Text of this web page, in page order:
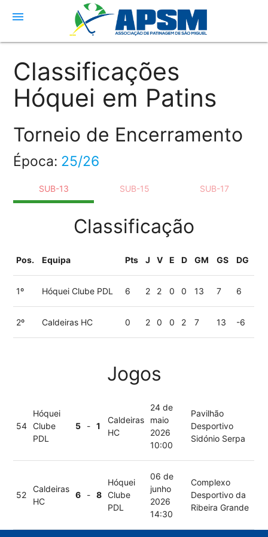
menu
Classificações
Hóquei em Patins
Torneio de Encerramento
Época: 25/26
SUB-13 SUB-15 SUB-17
Classificação
Pos. Equipa Pts J V E D GM GS DG
1º Hóquei Clube PDL 6 2 2 0 0 13 7 6
2º Caldeiras HC 0 2 0 0 2 7 13 -6
Jogos
54
Hóquei
Clube
PDL
5 - 1
Caldeiras
HC
24 de
maio
2026
10:00
Pavilhão
Desportivo
Sidónio Serpa
52
Caldeiras
HC
6 - 8
Hóquei
Clube
PDL
06 de
junho
2026
14:30
Complexo
Desportivo da
Ribeira Grande